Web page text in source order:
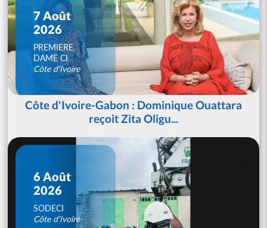
7 Août
2026
PREMIERE
DAME CI
Côte d'Ivoire
Côte d'Ivoire-Gabon : Dominique Ouattara
reçoit Zita Oligu...
6 Août
2026
SODECI
Côte d'Ivoire